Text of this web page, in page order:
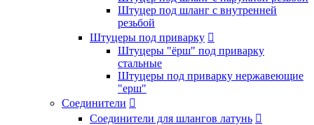
Штуцер под шланг с внутренней
резьбой
Штуцеры под приварку 
Штуцеры "ёрш" под приварку
стальные
Штуцеры под приварку нержавеющие
"ерш"
Соединители 
Соединители для шлангов латунь 